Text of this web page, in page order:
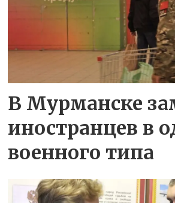
В Мурманске
иностранцев в
военного типа